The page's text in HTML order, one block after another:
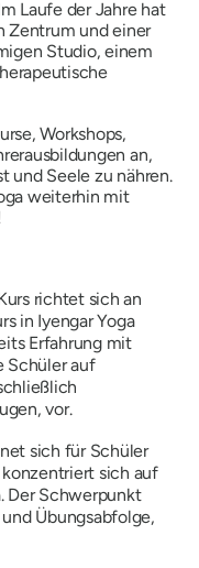
Laufe der Jahre hat
Zentrum und einer
Studio, einem
Workshops,
an,
und Seele zu nähren.
weiterhin mit
richtet sich an
in Iyengar Yoga
Erfahrung mit
Schüler auf
vor.
sich für Schüler
sich auf
Der Schwerpunkt
Übungsabfolge,